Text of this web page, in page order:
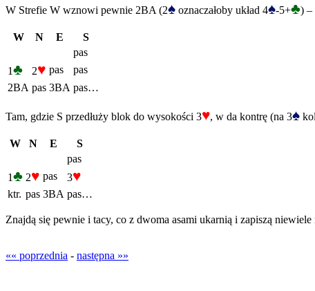
W Strefie W wznowi pewnie 2BA (2♠ oznaczałoby układ 4♠-5+♣) –
W N E
S
pas
1♣ 2♥ pas
pas
2BA pas 3BA pas…
Tam, gdzie S przedłuży blok do wysokości 3♥, w da kontrę (na 3♠
W N E
S
pas
1♣ 2♥ pas 3♥
ktr. pas 3BA pas…
Znajdą się pewnie i tacy, co z dwoma asami ukarnią i zapiszą
«« poprzednia - następna »»